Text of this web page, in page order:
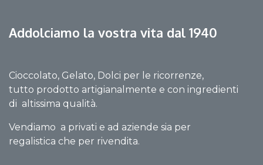
Addolciamo la vostra vita dal 1940
Cioccolato, Gelato, Dolci per le ricorrenze,
tutto prodotto artigianalmente e con ingredienti
di altissima qualità.
Vendiamo a privati e ad aziende sia per
regalistica che per rivendita.